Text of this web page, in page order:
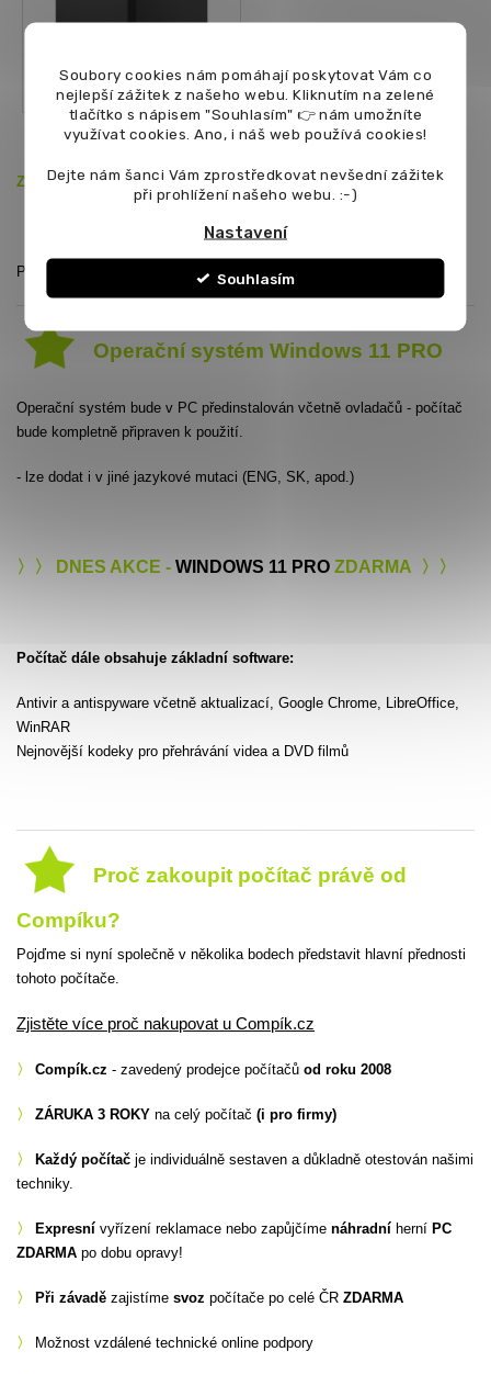
Soubory cookies nám pomáhají poskytovat Vám co
nejlepší zážitek z našeho webu. Kliknutím na zelené
tlačítko s nápisem "Souhlasím" 👉 nám umožníte
využívat cookies. Ano, i náš web používá cookies!
Dejte nám šanci Vám zprostředkovat nevšední zážitek
při prohlížení našeho webu. :-)
Nastavení
Souhlasím
Zdroj: 450W aktivní PFC 80+
Podrobnější informace najdete v záložcePARAMETRY
Operační systém Windows 11 PRO
Operační systém bude v PC předinstalován včetně ovladačů - počítač
bude kompletně připraven k použití.
- lze dodat i v jiné jazykové mutaci (ENG, SK, apod.)
〉〉 DNES AKCE - WINDOWS 11 PRO ZDARMA 〉〉
Počítač dále obsahuje základní software:
Antivir a antispyware včetně aktualizací, Google Chrome, LibreOffice,
WinRAR
Nejnovější kodeky pro přehrávání videa a DVD filmů
Proč zakoupit počítač právě od
Compíku?
Pojďme si nyní společně v několika bodech představit hlavní přednosti
tohoto počítače.
Zjistěte více proč nakupovat u Compík.cz
〉 Compík.cz - zavedený prodejce počítačů od roku 2008
〉 ZÁRUKA 3 ROKY na celý počítač (i pro firmy)
〉 Každý počítač je individuálně sestaven a důkladně otestován našimi
techniky.
〉 Expresní vyřízení reklamace nebo zapůjčíme náhradní herní PC
ZDARMA po dobu opravy!
〉 Při závadě zajistíme svoz počítače po celé ČR ZDARMA
〉 Možnost vzdálené technické online podpory